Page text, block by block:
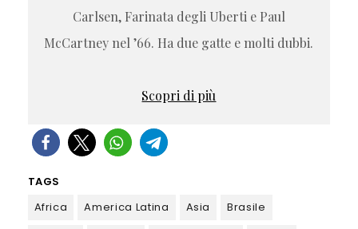
Carlsen, Farinata degli Uberti e Paul
McCartney nel ’66. Ha due gatte e molti dubbi.
Scopri di più
TAGS
Africa
America Latina Asia
Brasile